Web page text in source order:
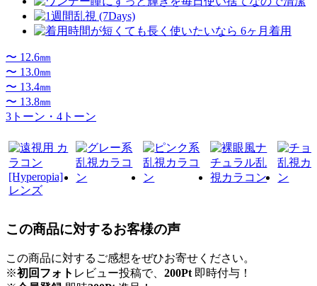
〜 12.6㎜
〜 13.0㎜
〜 13.4㎜
〜 13.8㎜
3トーン・4トーン
この商品に対するお客様の声
この商品に対するご感想をぜひお寄せください。
※初回フォト レビュー投稿で、 200Pt 即時付与！